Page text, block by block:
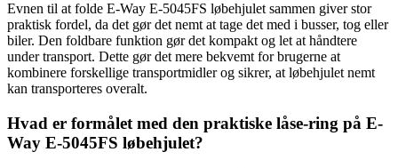
Evnen til at folde E-Way E-5045FS løbehjulet sammen giver stor
praktisk fordel, da det gør det nemt at tage det med i busser, tog eller
biler. Den foldbare funktion gør det kompakt og let at håndtere
under transport. Dette gør det mere bekvemt for brugerne at
kombinere forskellige transportmidler og sikrer, at løbehjulet nemt
kan transporteres overalt.
Hvad er formålet med den praktiske låse-ring på E-
Way E-5045FS løbehjulet?